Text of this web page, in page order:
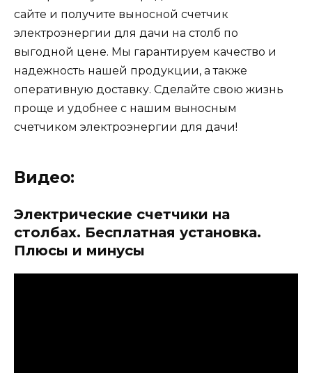
сайте и получите выносной счетчик
электроэнергии для дачи на столб по
выгодной цене. Мы гарантируем качество и
надежность нашей продукции, а также
оперативную доставку. Сделайте свою жизнь
проще и удобнее с нашим выносным
счетчиком электроэнергии для дачи!
Видео:
Электрические счетчики на
столбах. Бесплатная установка.
Плюсы и минусы